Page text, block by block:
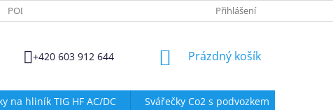
PODMÍNKY OCHRANY OSOBNÍCH ÚDAJŮ ZÁSADY POUŽÍVÁNÍ
Přihlášení
+420 603 912 644
NÁKUPNÍ
Prázdný košík
na hliník TIG HF AC/DC Svářečky Co2 s podvozkem